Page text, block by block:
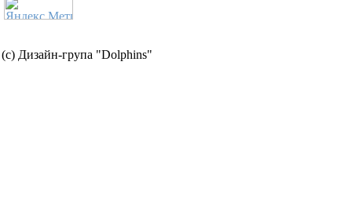
(c) Дизайн-група "Dolphins"